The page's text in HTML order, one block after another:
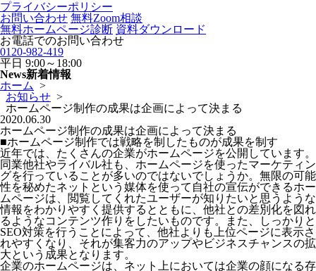
プライバシーポリシー
お問い合わせ 無料Zoom相談
無料ホームページ診断 資料ダウンロード
お電話でのお問い合わせ
0120-982-419
平日 9:00～18:00
News新着情報
ホーム >
お知らせ >
ホームページ制作の成果は企画によって決まる
2020.06.30
ホームページ制作の成果は企画によって決まる
■ホームページ制作では戦略を制したものが成果を制す
近年では、たくさんの企業がホームページを公開しています。
同業他社やライバル社も、ホームページを使ったマーケティン
グを行っていることが多いのではないでしょうか。無限の可能
性を秘めたネットという媒体を使って自社の宣伝ができるホー
ムページは、閲覧してくれたユーザーが知りたいと思うような
情報をわかりやすく提供するとともに、他社との差別化を図れ
るようなコンテンツ作りをしたいものです。また、しっかりと
SEO対策を行うことによって、他社よりも上位ページに表示さ
れやすくなり、それが集客力のアップやビジネスチャンスの拡
大という成果となります。
企業のホームページは、ネット上においては企業の顔になる存